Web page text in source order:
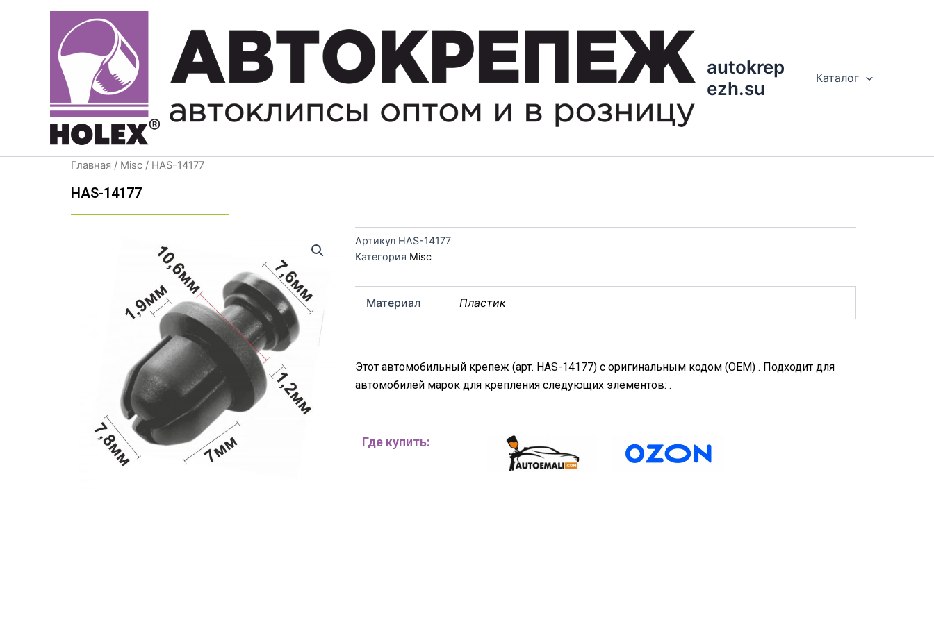
содержимому
autokrep
ezh.su
Каталог
Главная / Misc / HAS-14177
HAS-14177
Артикул HAS-14177
Категория Misc
Материал Пластик
Этот автомобильный крепеж (арт. HAS-14177) с оригинальным кодом (OEM) . Подходит для
автомобилей марок для крепления следующих элементов: .
Где купить: